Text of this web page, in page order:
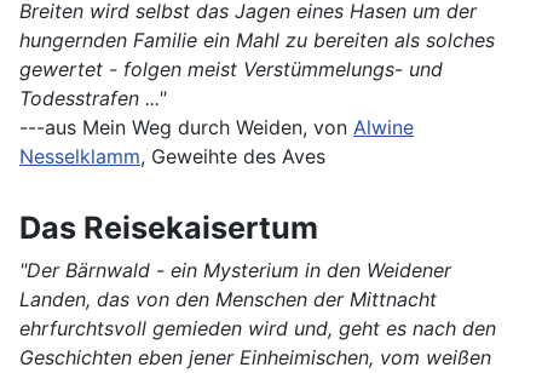
Breiten wird selbst das Jagen eines Hasen um der
hungernden Familie ein Mahl zu bereiten als solches
gewertet - folgen meist Verstümmelungs- und
Todesstrafen ..."
---aus Mein Weg durch Weiden, von Alwine
Nesselklamm, Geweihte des Aves
Das Reisekaisertum
"Der Bärnwald - ein Mysterium in den Weidener
Landen, das von den Menschen der Mittnacht
ehrfurchtsvoll gemieden wird und, geht es nach den
Geschichten eben jener Einheimischen, vom weißen